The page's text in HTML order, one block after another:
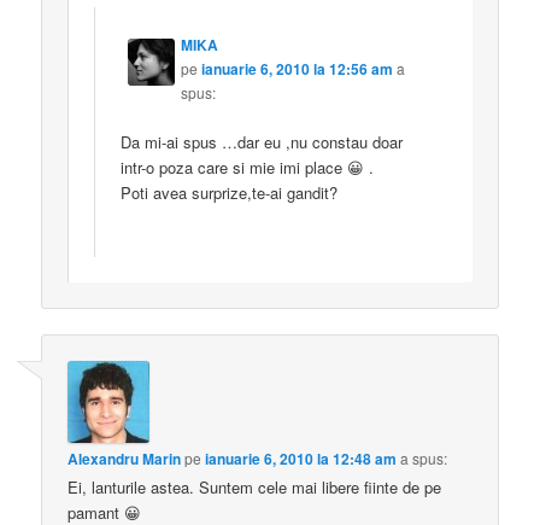
MIKA
peianuarie 6, 2010 la 12:56 am a
spus:
Da mi-ai spus …dar eu ,nu constau doar
intr-o poza care si mie imi place 😀 .
Poti avea surprize,te-ai gandit?
Alexandru Marinpeianuarie 6, 2010 la 12:48 am a spus:
Ei, lanturile astea. Suntem cele mai libere fiinte de pe
pamant 😀